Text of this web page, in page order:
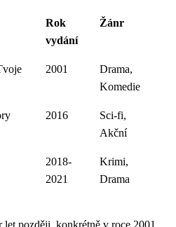
Rok
vydání
Žánr
2001
Drama,
Komedie
2016
Sci-fi,
Akční
2018-
2021
Krimi,
Drama
později, konkrétně v roce 2001,